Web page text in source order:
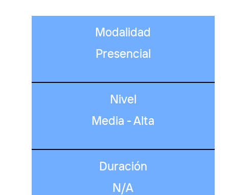
Modalidad
Presencial
Nivel
Media - Alta
Duración
N/A